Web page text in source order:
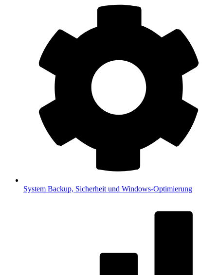
System Backup, Sicherheit und Windows-Optimierung